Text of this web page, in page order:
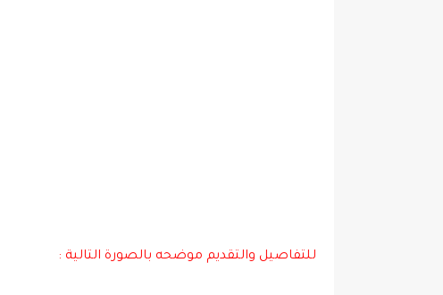
للتفاصيل والتقديم موضحه بالصورة التالية :